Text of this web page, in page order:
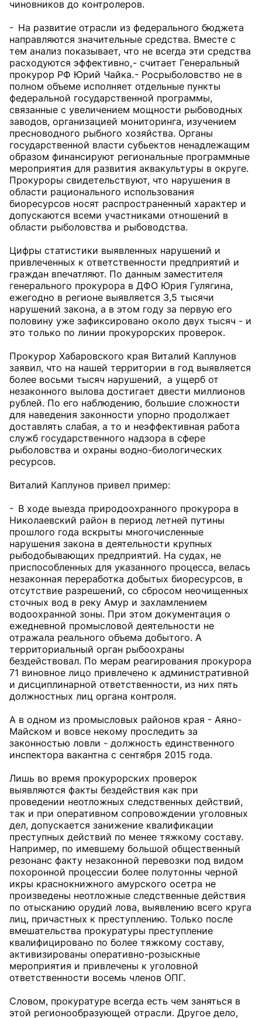
чиновников до контролеров.
- На развитие отрасли из федерального бюджета
направляются значительные средства. Вместе с
тем анализ показывает, что не всегда эти средства
расходуются эффективно, - считает Генеральный
прокурор РФ Юрий Чайка. - Росрыболовство не в
полном объеме исполняет отдельные пункты
федеральной государственной программы,
связанные с увеличением мощности рыбоводных
заводов, организацией мониторинга, изучением
пресноводного рыбного хозяйства. Органы
государственной власти субьектов ненадлежащим
образом финансируют региональные программные
мероприятия для развития аквакультуры в округе.
Прокуроры свидетельствуют, что нарушения в
области рационального использования
биоресурсов носят распространенный характер и
допускаются всеми участниками отношений в
области рыболовства и рыбоводства.
Цифры статистики выявленных нарушений и
привлеченных к ответственности предприятий и
граждан впечатляют. По данным заместителя
генерального прокурора в ДФО Юрия Гулягина,
ежегодно в регионе выявляется 3,5 тысячи
нарушений закона, а в этом году за первую его
половину уже зафиксировано около двух тысяч - и
это только по линии прокурорских проверок.
Прокурор Хабаровского края Виталий Каплунов
заявил, что на нашей территории в год выявляется
более восьми тысяч нарушений, а ущерб от
незаконного вылова достигает двести миллионов
рублей. По его наблюдению, большие сложности
для наведения законности упорно продолжает
доставлять слабая, а то и неэффективная работа
служб государственного надзора в сфере
рыболовства и охраны водно-биологических
ресурсов.
Виталий Каплунов привел пример:
- В ходе выезда природоохранного прокурора в
Николаевский район в период летней путины
прошлого года вскрыты многочисленные
нарушения закона в деятельности крупных
рыбодобывающих предприятий. На судах, не
приспособленных для указанного процесса, велась
незаконная переработка добытых биоресурсов, в
отсутствие разрешений, со сбросом неочищенных
сточных вод в реку Амур и захламлением
водоохранной зоны. При этом документация о
ежедневной промысловой деятельности не
отражала реального объема добытого. А
территориальный орган рыбоохраны
бездействовал. По мерам реагирования прокурора
71 виновное лицо привлечено к административной
и дисциплинарной ответственности, из них пять
должностных лиц органа контроля.
А в одном из промысловых районов края - Аяно-
Майском и вовсе некому проследить за
законностью ловли - должность единственного
инспектора вакантна с сентября 2015 года.
Лишь во время прокурорских проверок
выявляются факты бездействия как при
проведении неотложных следственных действий,
так и при оперативном сопровождении уголовных
дел, допускается занижение квалификации
преступных действий по менее тяжкому составу.
Например, по имевшему большой общественный
резонанс факту незаконной перевозки под видом
похоронной процессии более полутонны черной
икры краснокнижного амурского осетра не
произведены неотложные следственные действия
по отысканию орудий лова, выявлению всего круга
лиц, причастных к преступлению. Только после
вмешательства прокуратуры преступление
квалифицировано по более тяжкому составу,
активизированы оперативно-розыскные
мероприятия и привлечены к уголовной
ответственности восемь членов ОПГ.
Словом, прокуратуре всегда есть чем заняться в
этой регионообразующей отрасли. Другое дело,